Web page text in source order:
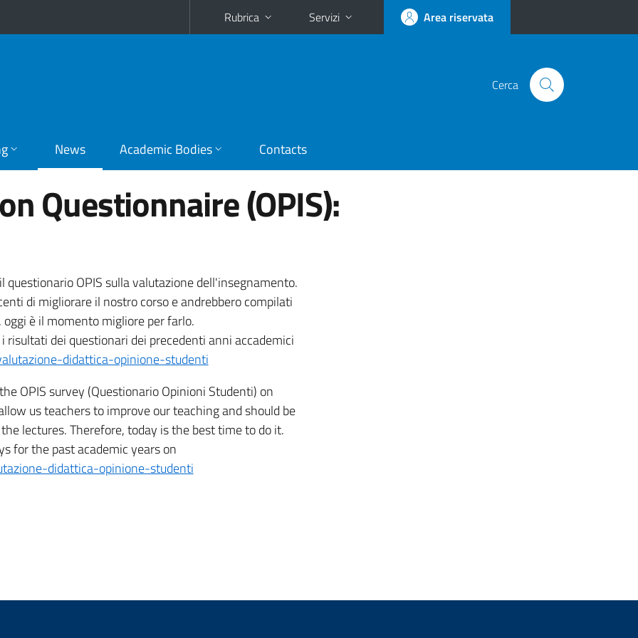
Rubrica Servizi Area riservata
Cerca
News Academic Bodies Contacts
Questionnaire (OPIS):
questionario OPIS sulla valutazione dell'insegnamento.
di migliorare il nostro corso e andrebbero compilati
è il momento migliore per farlo.
dei questionari dei precedenti anni accademici
didattica-opinione-studenti
OPIS survey (Questionario Opinioni Studenti) on
us teachers to improve our teaching and should be
lectures. Therefore, today is the best time to do it.
for the past academic years on
didattica-opinione-studenti